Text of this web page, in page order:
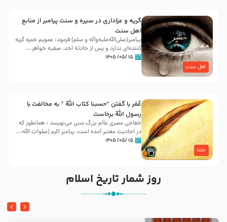
اهل سنت
گریه و عزاداری در سیره و سنت پیامبر از منابع
اهل سنت
پیامبر(صلی‌الله‌علیه‌وآله و سلم) فرمود: عمویم حمزه گریه
کننده‌ای ندارد و پس از حادثه احد، صفیه خواهر...
۱۵ /۰۵/ ۱۴۰۵
خلفا
عُمَر با گفتن “حسبنا كتاب اللّه ” به مخالفت با
رسول اللّه برخاست
خفاجی مصری عالم بزرگ سنی می‌نویسد : همانطور که
در احادیث معتبر آمده است، پیامبر اکرم (صلوات اللّه...
۱۵ /۰۵/ ۱۴۰۵
روز شمار تاریخ اسلام